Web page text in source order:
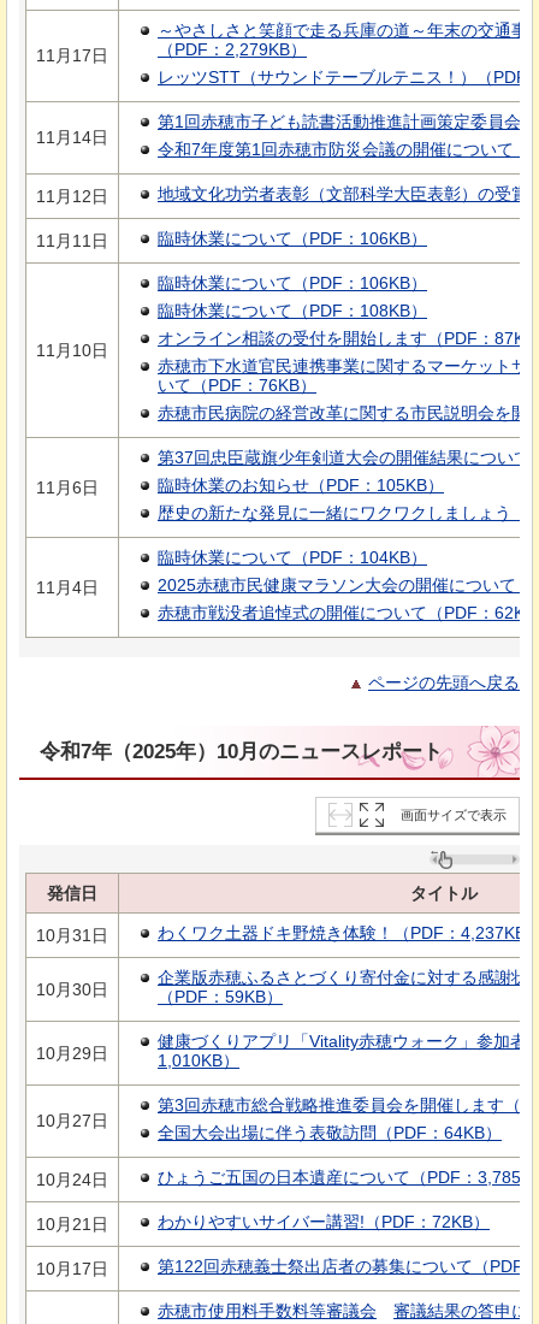
11月17日
～やさしさと笑顔で走る兵庫の道～年末の交通事
（PDF：2,279KB）
レッツSTT（サウンドテーブルテニス！）（PDF
11月14日
第1回赤穂市子ども読書活動推進計画策定委員会
令和7年度第1回赤穂市防災会議の開催について（
11月12日 地域文化功労者表彰（文部科学大臣表彰）の受賞
11月11日 臨時休業について（PDF：106KB）
11月10日
臨時休業について（PDF：106KB）
臨時休業について（PDF：108KB）
オンライン相談の受付を開始します（PDF：87KB
赤穂市下水道官民連携事業に関するマーケットサ
いて（PDF：76KB）
赤穂市民病院の経営改革に関する市民説明会を開
11月6日
第37回忠臣蔵旗少年剣道大会の開催結果について
臨時休業のお知らせ（PDF：105KB）
歴史の新たな発見に一緒にワクワクしましょう（
11月4日
臨時休業について（PDF：104KB）
2025赤穂市民健康マラソン大会の開催について（
赤穂市戦没者追悼式の開催について（PDF：62KB
ページの先頭へ戻る
令和7年（2025年）10月のニュースレポート
画面サイズで表示
発信日 タイトル
10月31日 わくワク土器ドキ野焼き体験！（PDF：4,237KB
10月30日
企業版赤穂ふるさとづくり寄付金に対する感謝状
（PDF：59KB）
10月29日
健康づくりアプリ「Vitality赤穂ウォーク」参加者
1,010KB）
10月27日
第3回赤穂市総合戦略推進委員会を開催します（
全国大会出場に伴う表敬訪問（PDF：64KB）
10月24日 ひょうご五国の日本遺産について（PDF：
10月21日 わかりやすいサイバー講習!（PDF：72KB）
10月17日 第122回赤穂義士祭出店者の募集について（PDF
赤穂市使用料手数料等審議会 審議結果の答申に